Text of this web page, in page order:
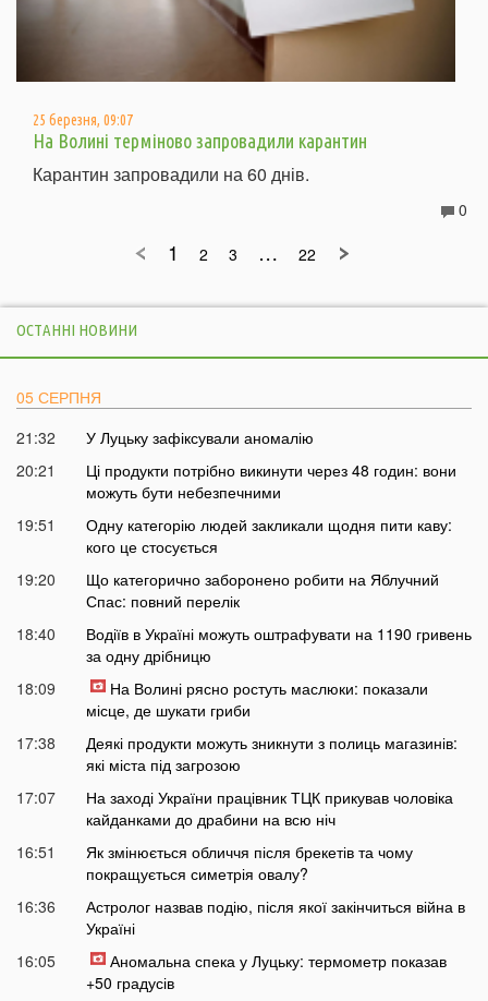
25 березня, 09:07
На Волині терміново запровадили карантин
Карантин запровадили на 60 днів.
0
1 2 3 … 22
ОСТАННІ НОВИНИ
05 СЕРПНЯ
21:32
У Луцьку зафіксували аномалію
20:21
Ці продукти потрібно викинути через 48 годин: вони
можуть бути небезпечними
19:51
Одну категорію людей закликали щодня пити каву:
кого це стосується
19:20
Що категорично заборонено робити на Яблучний
Спас: повний перелік
18:40
Водіїв в Україні можуть оштрафувати на 1190 гривень
за одну дрібницю
18:09
На Волині рясно ростуть маслюки: показали
місце, де шукати гриби
17:38
Деякі продукти можуть зникнути з полиць магазинів:
які міста під загрозою
17:07
На заході України працівник ТЦК прикував чоловіка
кайданками до драбини на всю ніч
16:51
Як змінюється обличчя після брекетів та чому
покращується симетрія овалу?
16:36
Астролог назвав подію, після якої закінчиться війна в
Україні
16:05
Аномальна спека у Луцьку: термометр показав
+50 градусів